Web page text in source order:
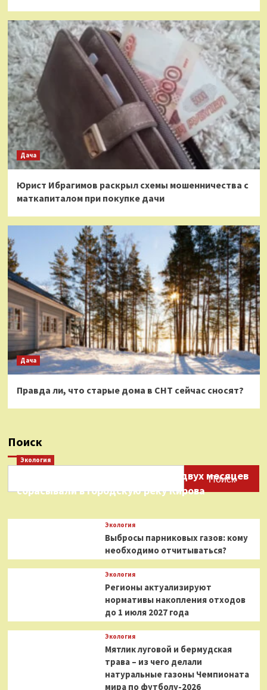
Дача
Юрист Ибрагимов раскрыл схемы мошенничества с
маткапиталом при покупке дачи
Дача
Правда ли, что старые дома в СНТ сейчас сносят?
Поиск
Поиск
Экология
Нефтепродукты на протяжении двух месяцев
сбрасывали в городскую реку Кирова
Экология
Выбросы парниковых газов: кому
необходимо отчитываться?
Экология
Регионы актуализируют
нормативы накопления отходов
до 1 июля 2027 года
Экология
Мятлик луговой и бермудская
трава – из чего делали
натуральные газоны Чемпионата
мира по футболу-2026